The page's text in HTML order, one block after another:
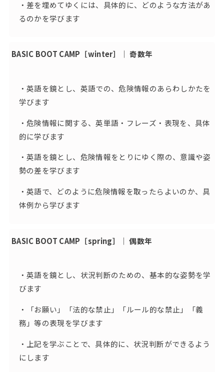
・差を埋めてゆくには、具体的に、どのような方法があ
るのかを学びます
BASIC BOOT CAMP［winter］｜ 奇数年
・英語を鏡とし、英語での、危険情報のあらわしかたを
学びます
・危険情報に関する、英単語・フレーズ・表現を、具体
的に学びます
・英語を鏡とし、危険情報をとりにゆく際の、意識や姿
勢の差を学びます
・英語で、どのように危険情報を取ったらよいのか、具
体例から学びます
BASIC BOOT CAMP［spring］｜ 偶数年
・英語を鏡とし、状況判断のための、基本的な姿勢を学
びます
・「お願い」「法的な禁止」「ルール的な禁止」「義
務」等の表現を学びます
・上記を学ぶことで、具体的に、状況判断ができるよう
にします